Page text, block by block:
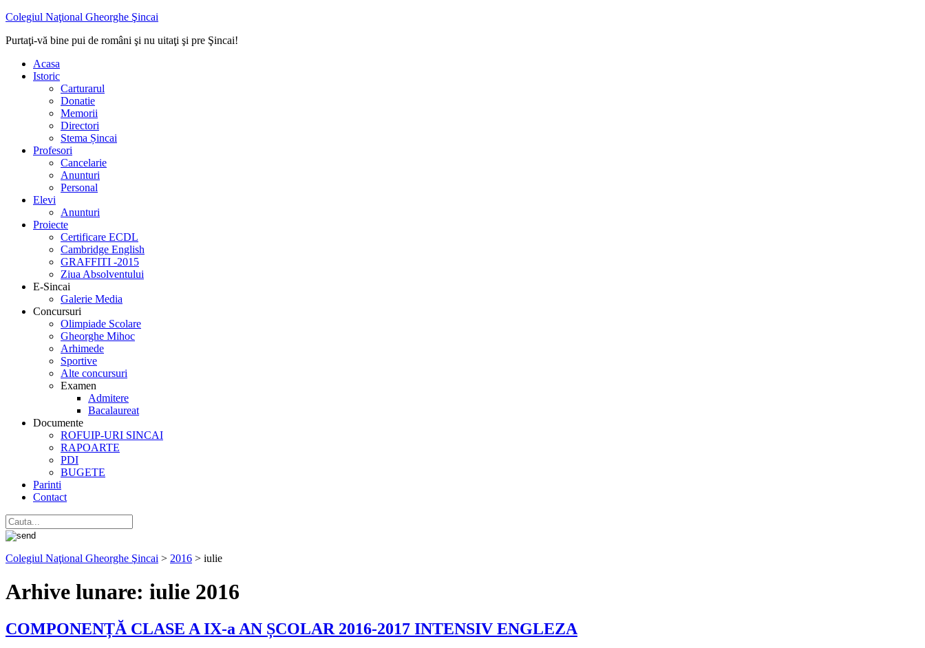
Colegiul Naţional Gheorghe Şincai
Purtaţi-vă bine pui de români şi nu uitaţi şi pre Şincai!
Acasa
Istoric
Carturarul
Donatie
Memorii
Directori
Stema Șincai
Profesori
Cancelarie
Anunturi
Personal
Elevi
Anunturi
Proiecte
Certificare ECDL
Cambridge English
GRAFFITI -2015
Ziua Absolventului
E-Sincai
Galerie Media
Concursuri
Olimpiade Scolare
Gheorghe Mihoc
Arhimede
Sportive
Alte concursuri
Examen
Admitere
Bacalaureat
Documente
ROFUIP-URI SINCAI
RAPOARTE
PDI
BUGETE
Parinti
Contact
Colegiul Naţional Gheorghe Şincai > 2016 > iulie
Arhive lunare: iulie 2016
COMPONENȚĂ CLASE A IX-a AN ȘCOLAR 2016-2017 INTENSIV ENGLEZA